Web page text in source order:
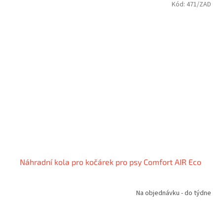
Náhradní kola pro kočárek pro psy Comfort AIR Eco
Na objednávku - do týdne
Kód: 471/ZAD